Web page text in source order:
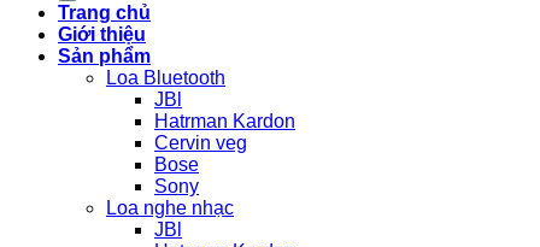
Trang chủ
Giới thiệu
Sản phẩm
Loa Bluetooth
JBl
Hatrman Kardon
Cervin veg
Bose
Sony
Loa nghe nhạc
JBl